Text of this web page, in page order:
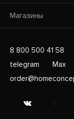
Магазины
8 800 500 41 58
telegram
Max